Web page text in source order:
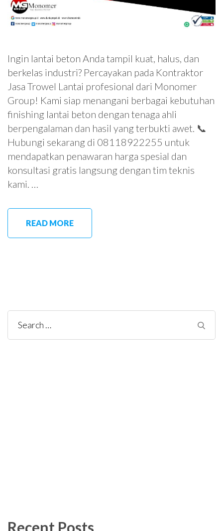
Ingin lantai beton Anda tampil kuat, halus, dan
berkelas industri? Percayakan pada Kontraktor
Jasa Trowel Lantai profesional dari Monomer
Group! Kami siap menangani berbagai kebutuhan
finishing lantai beton dengan tenaga ahli
berpengalaman dan hasil yang terbukti awet. 📞
Hubungi sekarang di 08118922255 untuk
mendapatkan penawaran harga spesial dan
konsultasi gratis langsung dengan tim teknis
kami. …
READ MORE
Search
for:
Recent Posts